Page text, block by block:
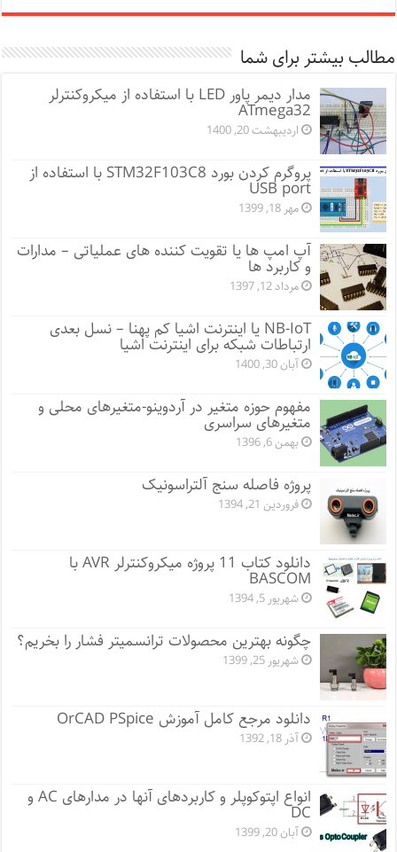
مطالب بیشتر برای شما
مدار دیمر پاور LED با استفاده از میکروکنترلر
ATmega32
اردیبهشت 20, 1400
پروگرم کردن بورد STM32F103C8 با استفاده از
USB port
مهر 18, 1399
آپ امپ ها یا تقویت کننده های عملیاتی – مدارات
و کاربرد ها
مرداد 12, 1397
NB-IoT یا اینترنت اشیا کم پهنا – نسل بعدی
ارتباطات شبکه برای اینترنت اشیا
آبان 30, 1400
مفهوم حوزه متغیر در آردوینو-متغیرهای محلی و
متغیرهای سراسری
بهمن 6, 1396
پروژه فاصله سنج آلتراسونیک
فروردین 21, 1394
دانلود کتاب 11 پروژه میکروکنترلر AVR با
BASCOM
شهریور 5, 1394
چگونه بهترین محصولات ترانسمیتر فشار را بخریم؟
شهریور 25, 1399
دانلود مرجع کامل آموزش OrCAD PSpice
آذر 18, 1392
انواع اپتوکوپلر و کاربردهای آنها در مدارهای AC و
DC
آبان 20, 1399